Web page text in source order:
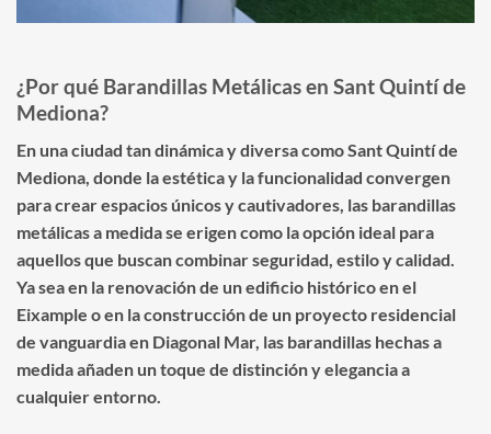
¿Por qué Barandillas Metálicas en Sant Quintí de
Mediona?
En una ciudad tan dinámica y diversa como Sant Quintí de
Mediona, donde la estética y la funcionalidad convergen
para crear espacios únicos y cautivadores, las barandillas
metálicas a medida se erigen como la opción ideal para
aquellos que buscan combinar seguridad, estilo y calidad.
Ya sea en la renovación de un edificio histórico en el
Eixample o en la construcción de un proyecto residencial
de vanguardia en Diagonal Mar, las barandillas hechas a
medida añaden un toque de distinción y elegancia a
cualquier entorno.